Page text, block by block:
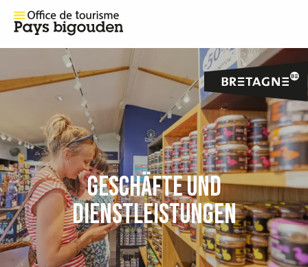
GESCHÄFTE UND
DIENSTLEISTUNGEN